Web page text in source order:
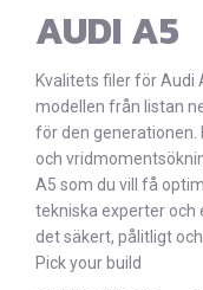
AUDI A5
Kvalitets filer för Audi
modellen från listan
för den generationen.
och
A5 som du vill få
tekniska experter och
det säkert, pålitligt
Pick your build